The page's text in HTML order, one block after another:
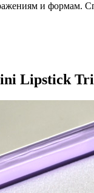
и формам.
Lipstick